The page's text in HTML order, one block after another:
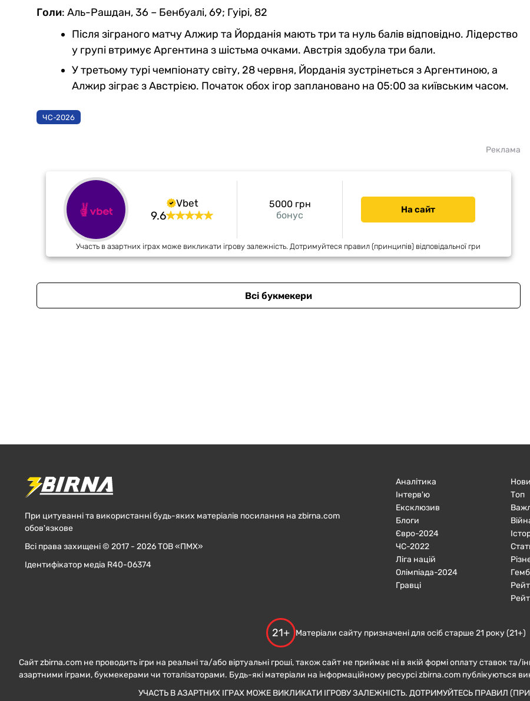
Голи: Аль-Рашдан, 36 – Бенбуалі, 69; Гуірі, 82
Після зіграного матчу Алжир та Йорданія мають три та нуль балів відповідно. Лідерство
у групі втримує Аргентина з шістьма очками. Австрія здобула три бали.
У третьому турі чемпіонату світу, 28 червня, Йорданія зустрінеться з Аргентиною, а
Алжир зіграє з Австрією. Початок обох ігор заплановано на 05:00 за київським часом.
ЧС-2026
Реклама
Vbet
9.6 бонус
5000 грн На сайт
Участь в азартних іграх може викликати ігрову залежність. Дотримуйтеся правил (принципів) відповідальної гри
Всі букмекери
При цитуванні та використанні будь-яких матеріалів посилання на zbirna.com
обов'язкове
Всі права захищені © 2017 - 2026 ТОВ «ПМХ»
Ідентифікатор медіа R40-06374
Аналітика
Інтерв'ю
Ексклюзив
Блоги
Євро-2024
ЧC-2022
Ліга націй
Олімпіада-2024
Гравці
Топ
21+ Матеріали сайту призначені для осіб старше 21 року (21+)
Сайт zbirna.com не проводить ігри на реальні та/або віртуальні гроші, також сайт не приймає ні в якій формі оплату ставок та/
азартними іграми, букмекерами чи тоталізаторами. Будь-які матеріали на інформаційному ресурсі zbirna.com публікуються
УЧАСТЬ В АЗАРТНИХ ІГРАХ МОЖЕ ВИКЛИКАТИ ІГРОВУ ЗАЛЕЖНІСТЬ. ДОТРИМУЙТЕСЬ ПРАВИЛ